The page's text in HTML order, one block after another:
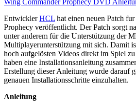
EntwicklerHCL hat einen neuen Patch
Prophecy veröffentlicht. Der Patch sorgt
unter anderem für die Unterstützung der
Multiplayerunterstützung mit sich. Damit
hoch aufgelösten Videos direkt im Spiel
haben eine Installationsanleitung
Erstellung dieser Anleitung wurde darauf
genauen Installationsschritte einzuhalten.
Anleitung